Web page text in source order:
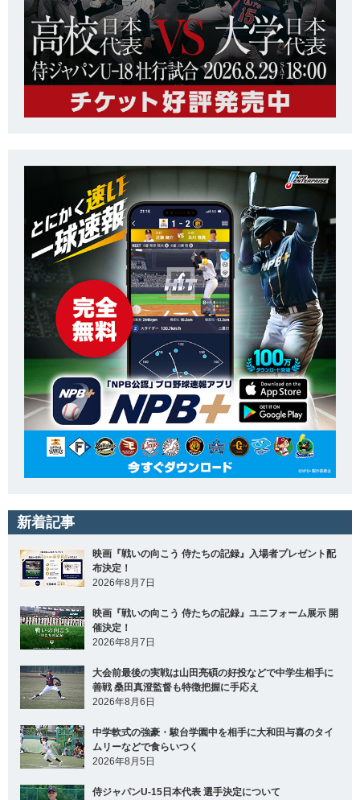
新着記事
映画『戦いの向こう 侍たちの記録』入場者プレゼント配
布決定！
2026年8月7日
映画『戦いの向こう 侍たちの記録』ユニフォーム展示 開
催決定！
2026年8月7日
大会前最後の実戦は山田亮碩の好投などで中学生相手に
善戦 桑田真澄監督も特徴把握に手応え
2026年8月6日
中学軟式の強豪・駿台学園中を相手に大和田与喜のタイ
ムリーなどで食らいつく
2026年8月5日
侍ジャパンU-15日本代表 選手決定について